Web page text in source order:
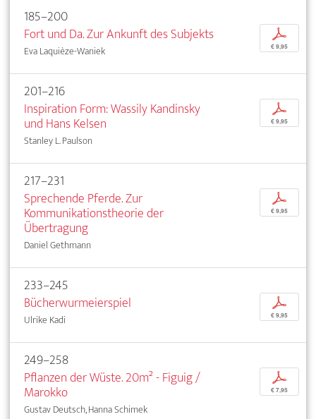
185–200
Fort und Da. Zur Ankunft des Subjekts
Eva Laquièze-Waniek
p
€ 9,95
201–216
Inspiration Form: Wassily Kandinsky
und Hans Kelsen
Stanley L. Paulson
p
€ 9,95
217–231
Sprechende Pferde. Zur
Kommunikationstheorie der
Übertragung
Daniel Gethmann
p
€ 9,95
233–245
Bücherwurmeierspiel
Ulrike Kadi
p
€ 9,95
249–258
Pflanzen der Wüste. 20m² - Figuig /
Marokko
Gustav Deutsch, Hanna Schimek
p
€ 7,95